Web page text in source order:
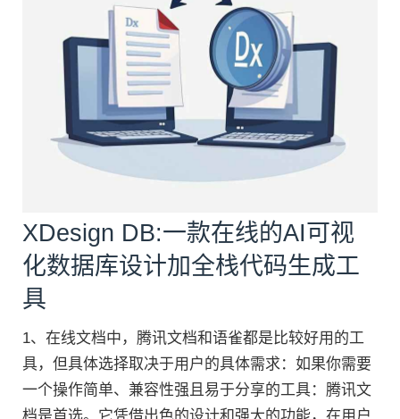
XDesign DB:一款在线的AI可视
化数据库设计加全栈代码生成工
具
1、在线文档中，腾讯文档和语雀都是比较好用的工
具，但具体选择取决于用户的具体需求：如果你需要
一个操作简单、兼容性强且易于分享的工具：腾讯文
档是首选。它凭借出色的设计和强大的功能，在用户